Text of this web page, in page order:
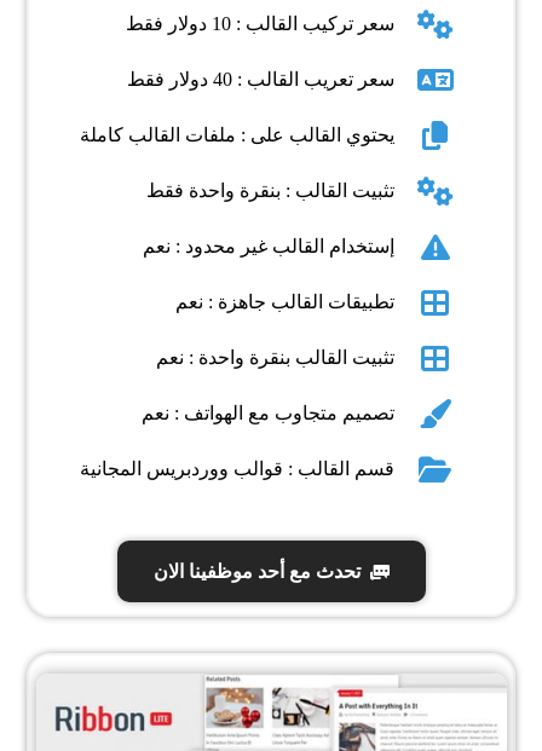
سعر تركيب القالب : 10 دولار فقط
سعر تعريب القالب : 40 دولار فقط
يحتوي القالب على : ملفات القالب كاملة
تثبيت القالب : بنقرة واحدة فقط
إستخدام القالب غير محدود : نعم
تطبيقات القالب جاهزة : نعم
تثبيت القالب بنقرة واحدة : نعم
تصميم متجاوب مع الهواتف : نعم
قسم القالب : قوالب ووردبريس المجانية
تحدث مع أحد موظفينا الان